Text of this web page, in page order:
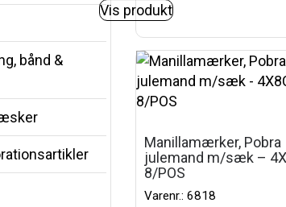
bånd &
Vis produkt
Manillamærker, Pobra
julemand m/sæk –
8/POS
Varenr.: 6818